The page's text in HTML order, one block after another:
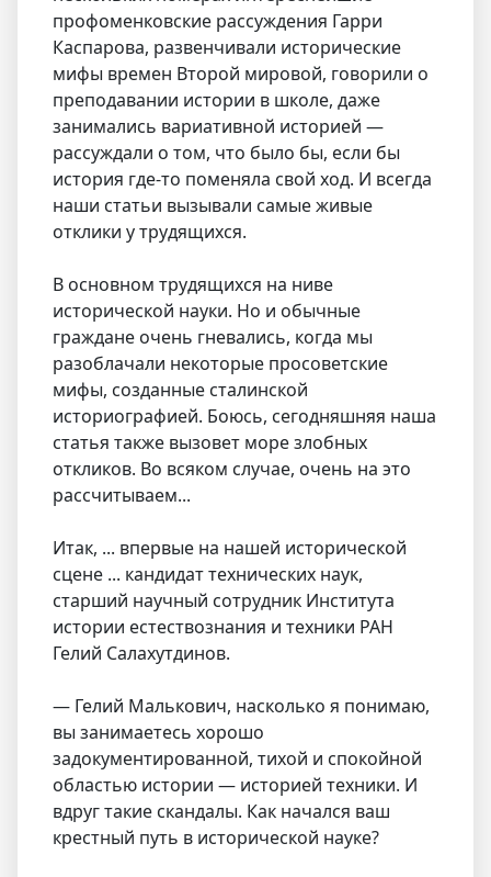
профоменковские рассуждения Гарри
Каспарова, развенчивали исторические
мифы времен Второй мировой, говорили о
преподавании истории в школе, даже
занимались вариативной историей —
рассуждали о том, что было бы, если бы
история где-то поменяла свой ход. И всегда
наши статьи вызывали самые живые
отклики у трудящихся.
В основном трудящихся на ниве
исторической науки. Но и обычные
граждане очень гневались, когда мы
разоблачали некоторые просоветские
мифы, созданные сталинской
историографией. Боюсь, сегодняшняя наша
статья также вызовет море злобных
откликов. Во всяком случае, очень на это
рассчитываем...
Итак, ... впервые на нашей исторической
сцене ... кандидат технических наук,
старший научный сотрудник Института
истории естествознания и техники РАН
Гелий Салахутдинов.
— Гелий Малькович, насколько я понимаю,
вы занимаетесь хорошо
задокументированной, тихой и спокойной
областью истории — историей техники. И
вдруг такие скандалы. Как начался ваш
крестный путь в исторической науке?